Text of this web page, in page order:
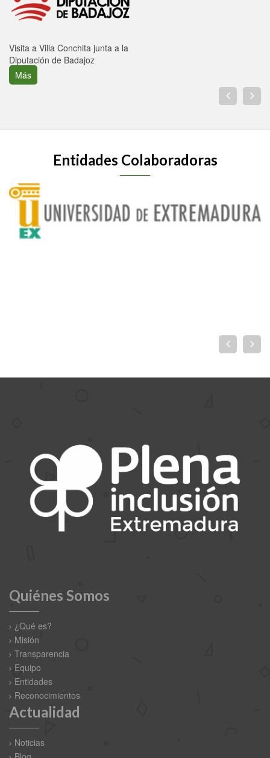
Visita a Villa Conchita junta a la
Diputación de Badajoz
Más
Entidades Colaboradoras
Quiénes Somos
¿Qué es?
Misión
Transparencia
Equipo
Entidades
Reconocimientos
Actualidad
Noticias